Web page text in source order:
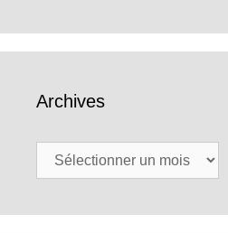
Archives
Archives